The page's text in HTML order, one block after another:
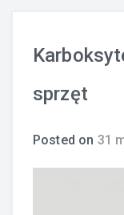
sprzęt
Posted on 31